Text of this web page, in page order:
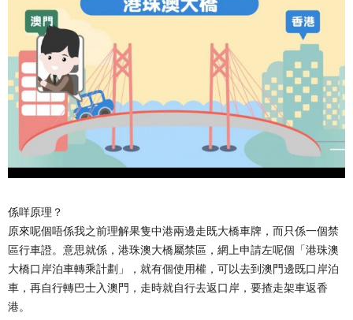
係咩原理？
原來呢個唔係我之前理解果隻中港兩邊走既大橋車牌，而只係一個禁
區行車證。意思就係，港珠澳大橋屬禁區，網上申請左呢個「港珠澳
大橋口岸泊車轉乘計劃」，就有個使用權，可以去到澳門邊既口岸泊
車，再自行轉巴士入澳門，走時就自行去返口岸，要揸走架車返香
港。